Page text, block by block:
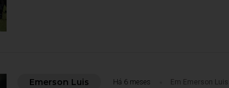
Emerson Luis Há 6 meses Em Emerson Luis